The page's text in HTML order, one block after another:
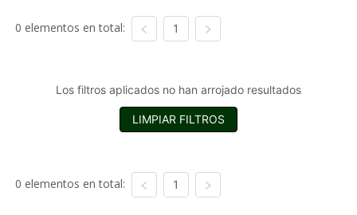
0 elementos en total: 1
Los filtros aplicados no han arrojado resultados
LIMPIAR FILTROS
0 elementos en total: 1